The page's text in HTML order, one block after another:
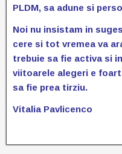
PLDM, sa adune si
Noi nu insistam in
cere si tot vremea va
trebuie sa fie activa si
viitoarele alegeri e
sa fie prea tirziu.
Vitalia Pavlicenco